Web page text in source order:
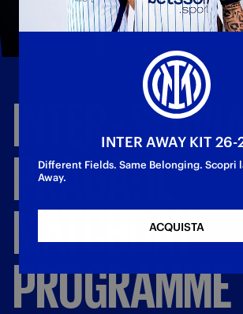
INTER-
PRAGA:IL
MATCHDAY
PROGRAMME
INTER AWAY KIT 26-
Different Fields. Same Belonging. Scopri
Away.
ACQUISTA